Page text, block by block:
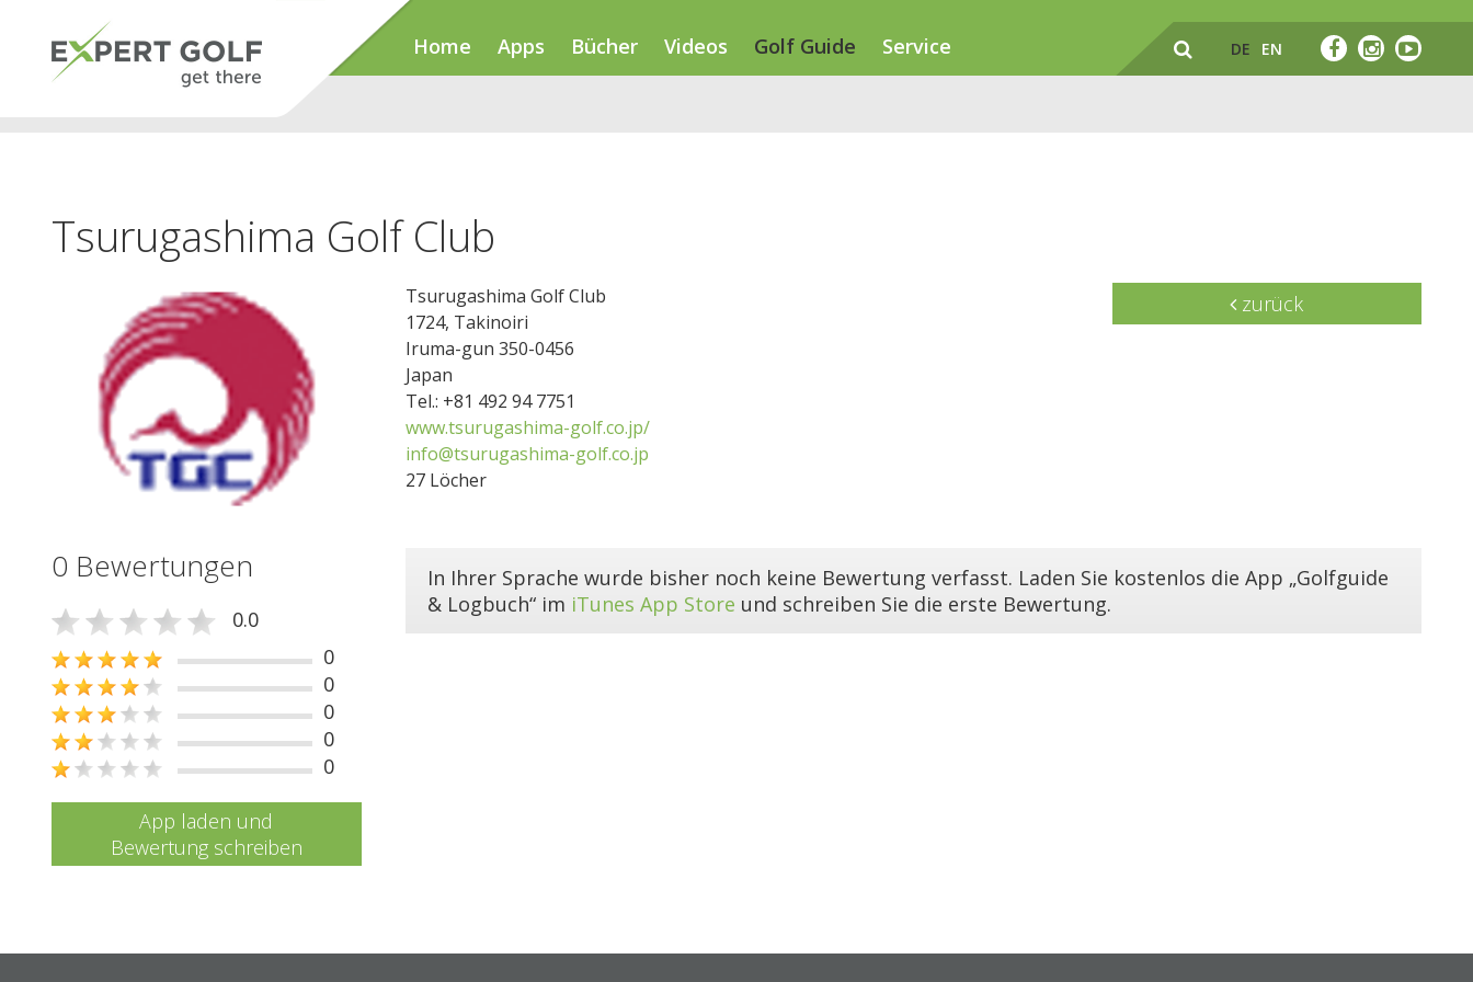
Home Apps Bücher Videos Golf Guide Service DE EN
Tsurugashima Golf Club
Tsurugashima Golf Club
1724, Takinoiri
Iruma-gun 350-0456
Japan
Tel.: +81 492 94 7751
www.tsurugashima-golf.co.jp/
info@tsurugashima-golf.co.jp
27 Löcher
zurück
0 Bewertungen
0.0
0
0
0
0
0
App laden und
Bewertung schreiben
In Ihrer Sprache wurde bisher noch keine Bewertung verfasst. Laden Sie kostenlos die App „Golfguide
& Logbuch“ im iTunes App Store und schreiben Sie die erste Bewertung.